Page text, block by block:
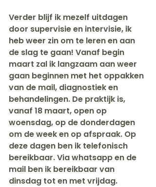
Verder blijf ik mezelf uitdagen
door supervisie en intervisie, ik
heb weer zin om te leren en aan
de slag te gaan! Vanaf begin
maart zal ik langzaam aan weer
gaan beginnen met het oppakken
van de mail, diagnostiek en
behandelingen. De praktijk is,
vanaf 18 maart, open op
woensdag, op de donderdagen
om de week en op afspraak. Op
deze dagen ben ik telefonisch
bereikbaar. Via whatsapp en de
mail ben ik bereikbaar van
dinsdag tot en met vrijdag.